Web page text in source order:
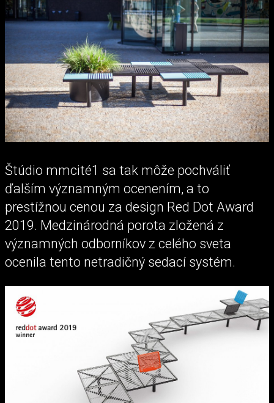
Štúdio mmcité1 sa tak môže pochváliť
ďalším významným ocenením, a to
prestížnou cenou za design Red Dot Award
2019. Medzinárodná porota zložená z
významných odborníkov z celého sveta
ocenila tento netradičný sedací systém.